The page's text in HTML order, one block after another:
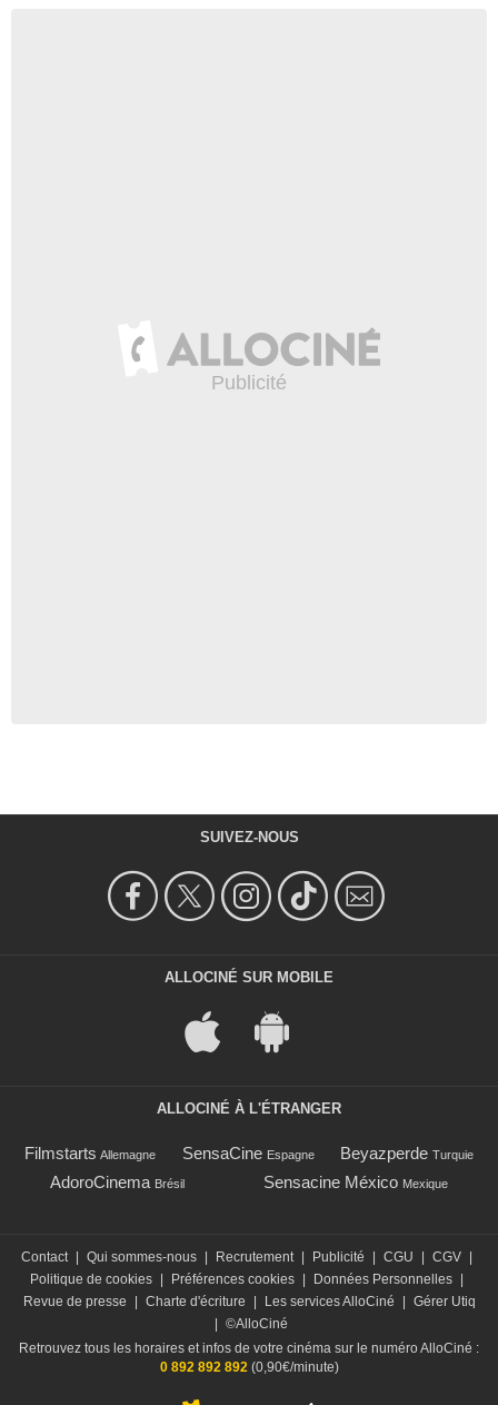
SUIVEZ-NOUS
ALLOCINÉ SUR MOBILE
ALLOCINÉ À L'ÉTRANGER
Filmstarts Allemagne SensaCine Espagne Beyazperde Turquie
AdoroCinema Brésil Sensacine México Mexique
Contact Qui sommes-nous Recrutement Publicité CGU CGV
Politique de cookies
Préférences cookies Données Personnelles
Revue de presse
Charte d'écriture Les services AlloCiné
Gérer Utiq
©AlloCiné
Retrouvez tous les horaires et infos de votre cinéma sur le numéro AlloCiné :
0 892 892 892(0,90€/minute)